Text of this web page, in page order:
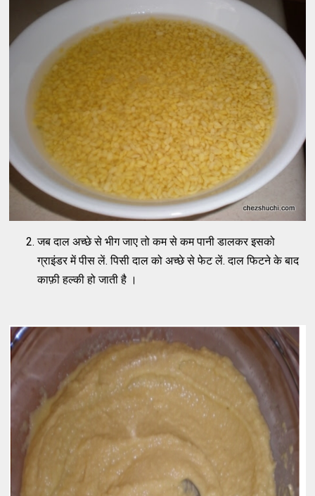
जब दाल अच्छे से भीग जाए तो कम से कम पानी डालकर इसको
ग्राइंडर में पीस लें. पिसी दाल को अच्छे से फेट लें. दाल फिटने के बाद
काफ़ी हल्की हो जाती है ।